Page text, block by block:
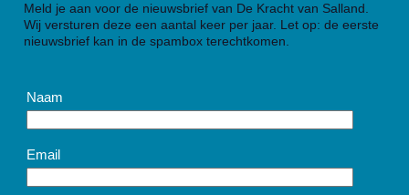
Meld je aan voor de nieuwsbrief van De Kracht van Salland.
Wij versturen deze een aantal keer per jaar. Let op: de eerste
nieuwsbrief kan in de spambox terechtkomen.
Naam
Email